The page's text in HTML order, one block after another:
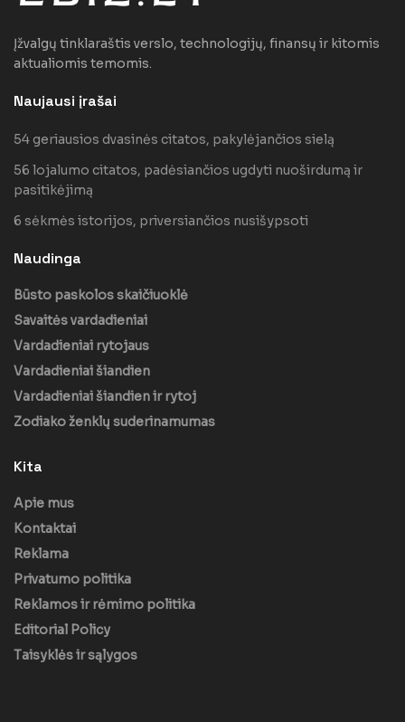
Įžvalgų tinklaraštis verslo, technologijų, finansų ir kitomis
aktualiomis temomis.
Naujausi įrašai
54 geriausios dvasinės citatos, pakylėjančios sielą
56 lojalumo citatos, padėsiančios ugdyti nuoširdumą ir
pasitikėjimą
6 sėkmės istorijos, priversiančios nusišypsoti
Naudinga
Būsto paskolos skaičiuoklė
Savaitės vardadieniai
Vardadieniai rytojaus
Vardadieniai šiandien
Vardadieniai šiandien ir rytoj
Zodiako ženklų suderinamumas
Kita
Apie mus
Kontaktai
Reklama
Privatumo politika
Reklamos ir rėmimo politika
Editorial Policy
Taisyklės ir sąlygos